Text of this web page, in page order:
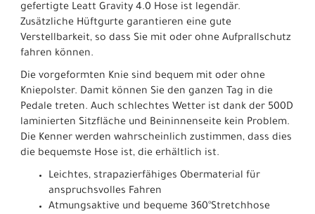
gefertigte Leatt Gravity 4.0 Hose ist legendär.
Zusätzliche Hüftgurte garantieren eine gute
Verstellbarkeit, so dass Sie mit oder ohne Aufprallschutz
fahren können.
Die vorgeformten Knie sind bequem mit oder ohne
Kniepolster. Damit können Sie den ganzen Tag in die
Pedale treten. Auch schlechtes Wetter ist dank der 500D
laminierten Sitzfläche und Beininnenseite kein Problem.
Die Kenner werden wahrscheinlich zustimmen, dass dies
die bequemste Hose ist, die erhältlich ist.
Leichtes, strapazierfähiges Obermaterial für
anspruchsvolles Fahren
Atmungsaktive und bequeme 360°Stretchhose